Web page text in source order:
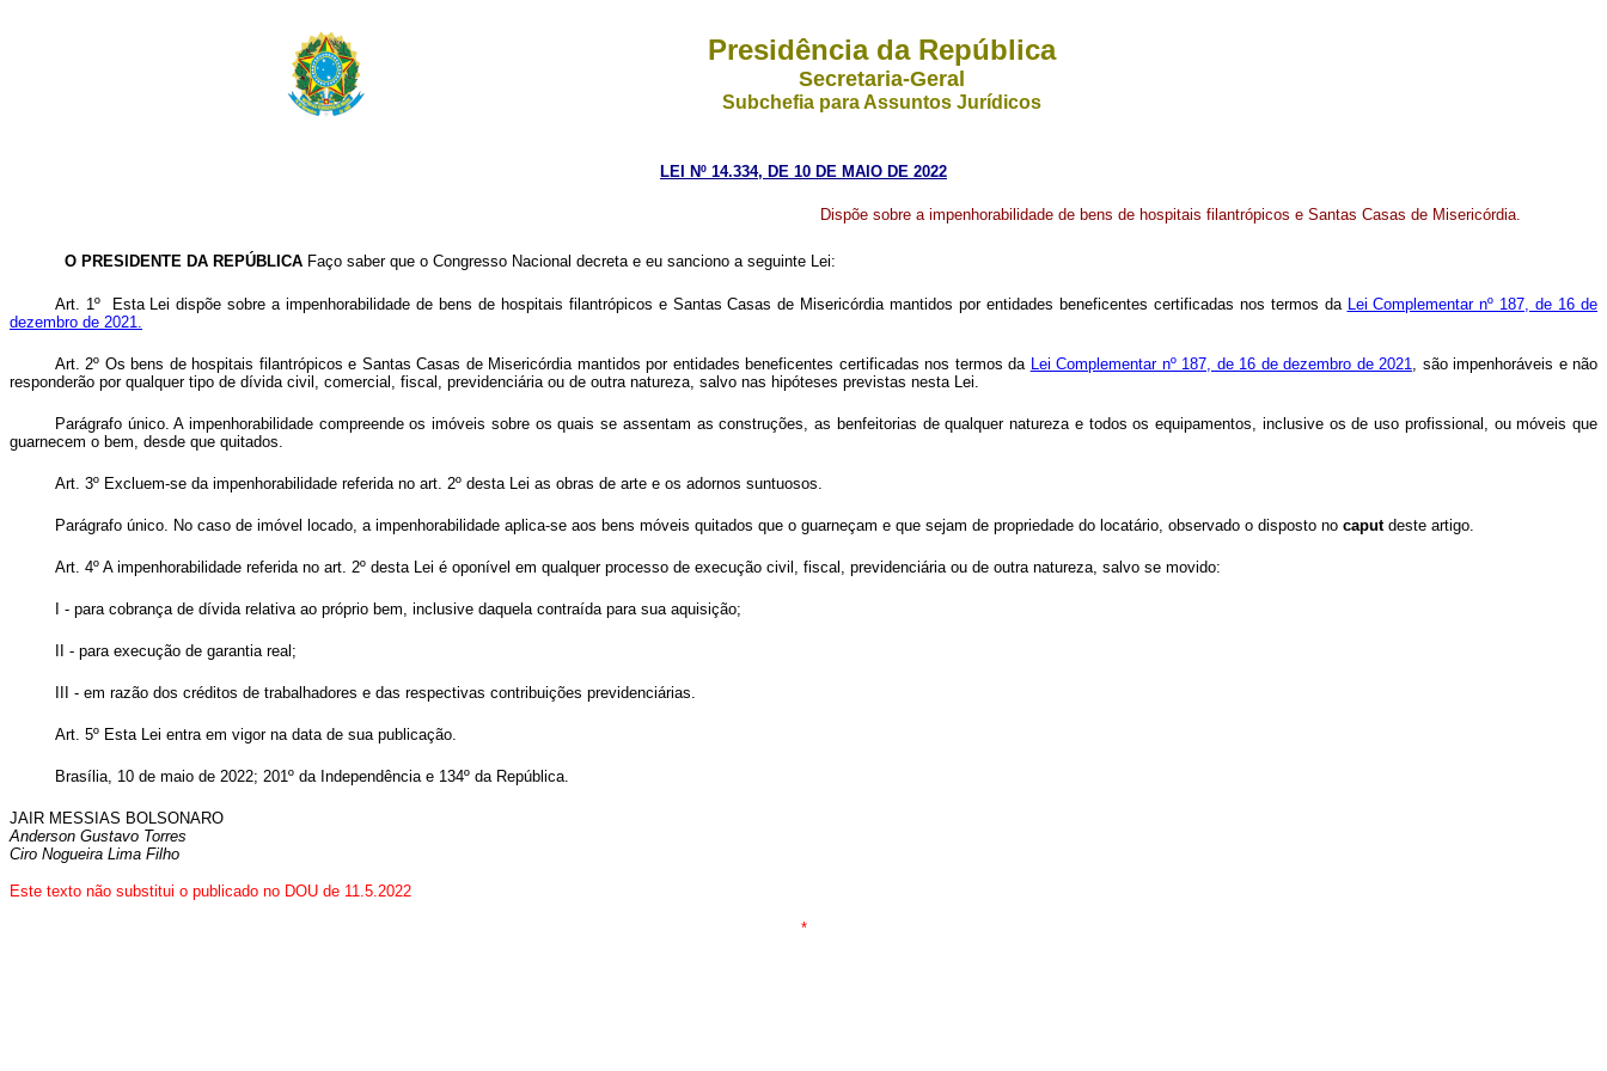
Presidência da República
Secretaria-Geral
Subchefia para Assuntos Jurídicos
LEI Nº 14.334, DE 10 DE MAIO DE 2022
Dispõe sobre a impenhorabilidade de bens de hospitais filantrópicos e Santas Casas de Misericórdia.
O PRESIDENTE DA REPÚBLICAFaço saber que o Congresso Nacional decreta e eu sanciono a seguinte Lei:
Art. 1º Esta Lei dispõe sobre a impenhorabilidade de bens de hospitais filantrópicos e Santas Casas de Misericórdia mantidos por entidades beneficentes certificadas nos termos da Lei Complementar nº 187, de 16 de
dezembro de 2021.
Art. 2º Os bens de hospitais filantrópicos e Santas Casas de Misericórdia mantidos por entidades beneficentes certificadas nos termos da Lei Complementar nº 187, de 16 de dezembro de 2021, são impenhoráveis e não
responderão por qualquer tipo de dívida civil, comercial, fiscal, previdenciária ou de outra natureza, salvo nas hipóteses previstas nesta Lei.
Parágrafo único. A impenhorabilidade compreende os imóveis sobre os quais se assentam as construções, as benfeitorias de qualquer natureza e todos os equipamentos, inclusive os de uso profissional, ou móveis que
guarnecem o bem, desde que quitados.
Art. 3º Excluem-se da impenhorabilidade referida no art. 2º desta Lei as obras de arte e os adornos suntuosos.
Parágrafo único. No caso de imóvel locado, a impenhorabilidade aplica-se aos bens móveis quitados que o guarneçam e que sejam de propriedade do locatário, observado o disposto no caputdeste artigo.
Art. 4º A impenhorabilidade referida no art. 2º desta Lei é oponível em qualquer processo de execução civil, fiscal, previdenciária ou de outra natureza, salvo se movido:
I - para cobrança de dívida relativa ao próprio bem, inclusive daquela contraída para sua aquisição;
II - para execução de garantia real;
III - em razão dos créditos de trabalhadores e das respectivas contribuições previdenciárias.
Art. 5º Esta Lei entra em vigor na data de sua publicação.
Brasília, 10 de maio de 2022; 201º da Independência e 134º da República.
JAIR MESSIAS BOLSONARO
Anderson Gustavo Torres
Ciro Nogueira Lima Filho
Este texto não substitui o publicado no DOU de 11.5.2022
*